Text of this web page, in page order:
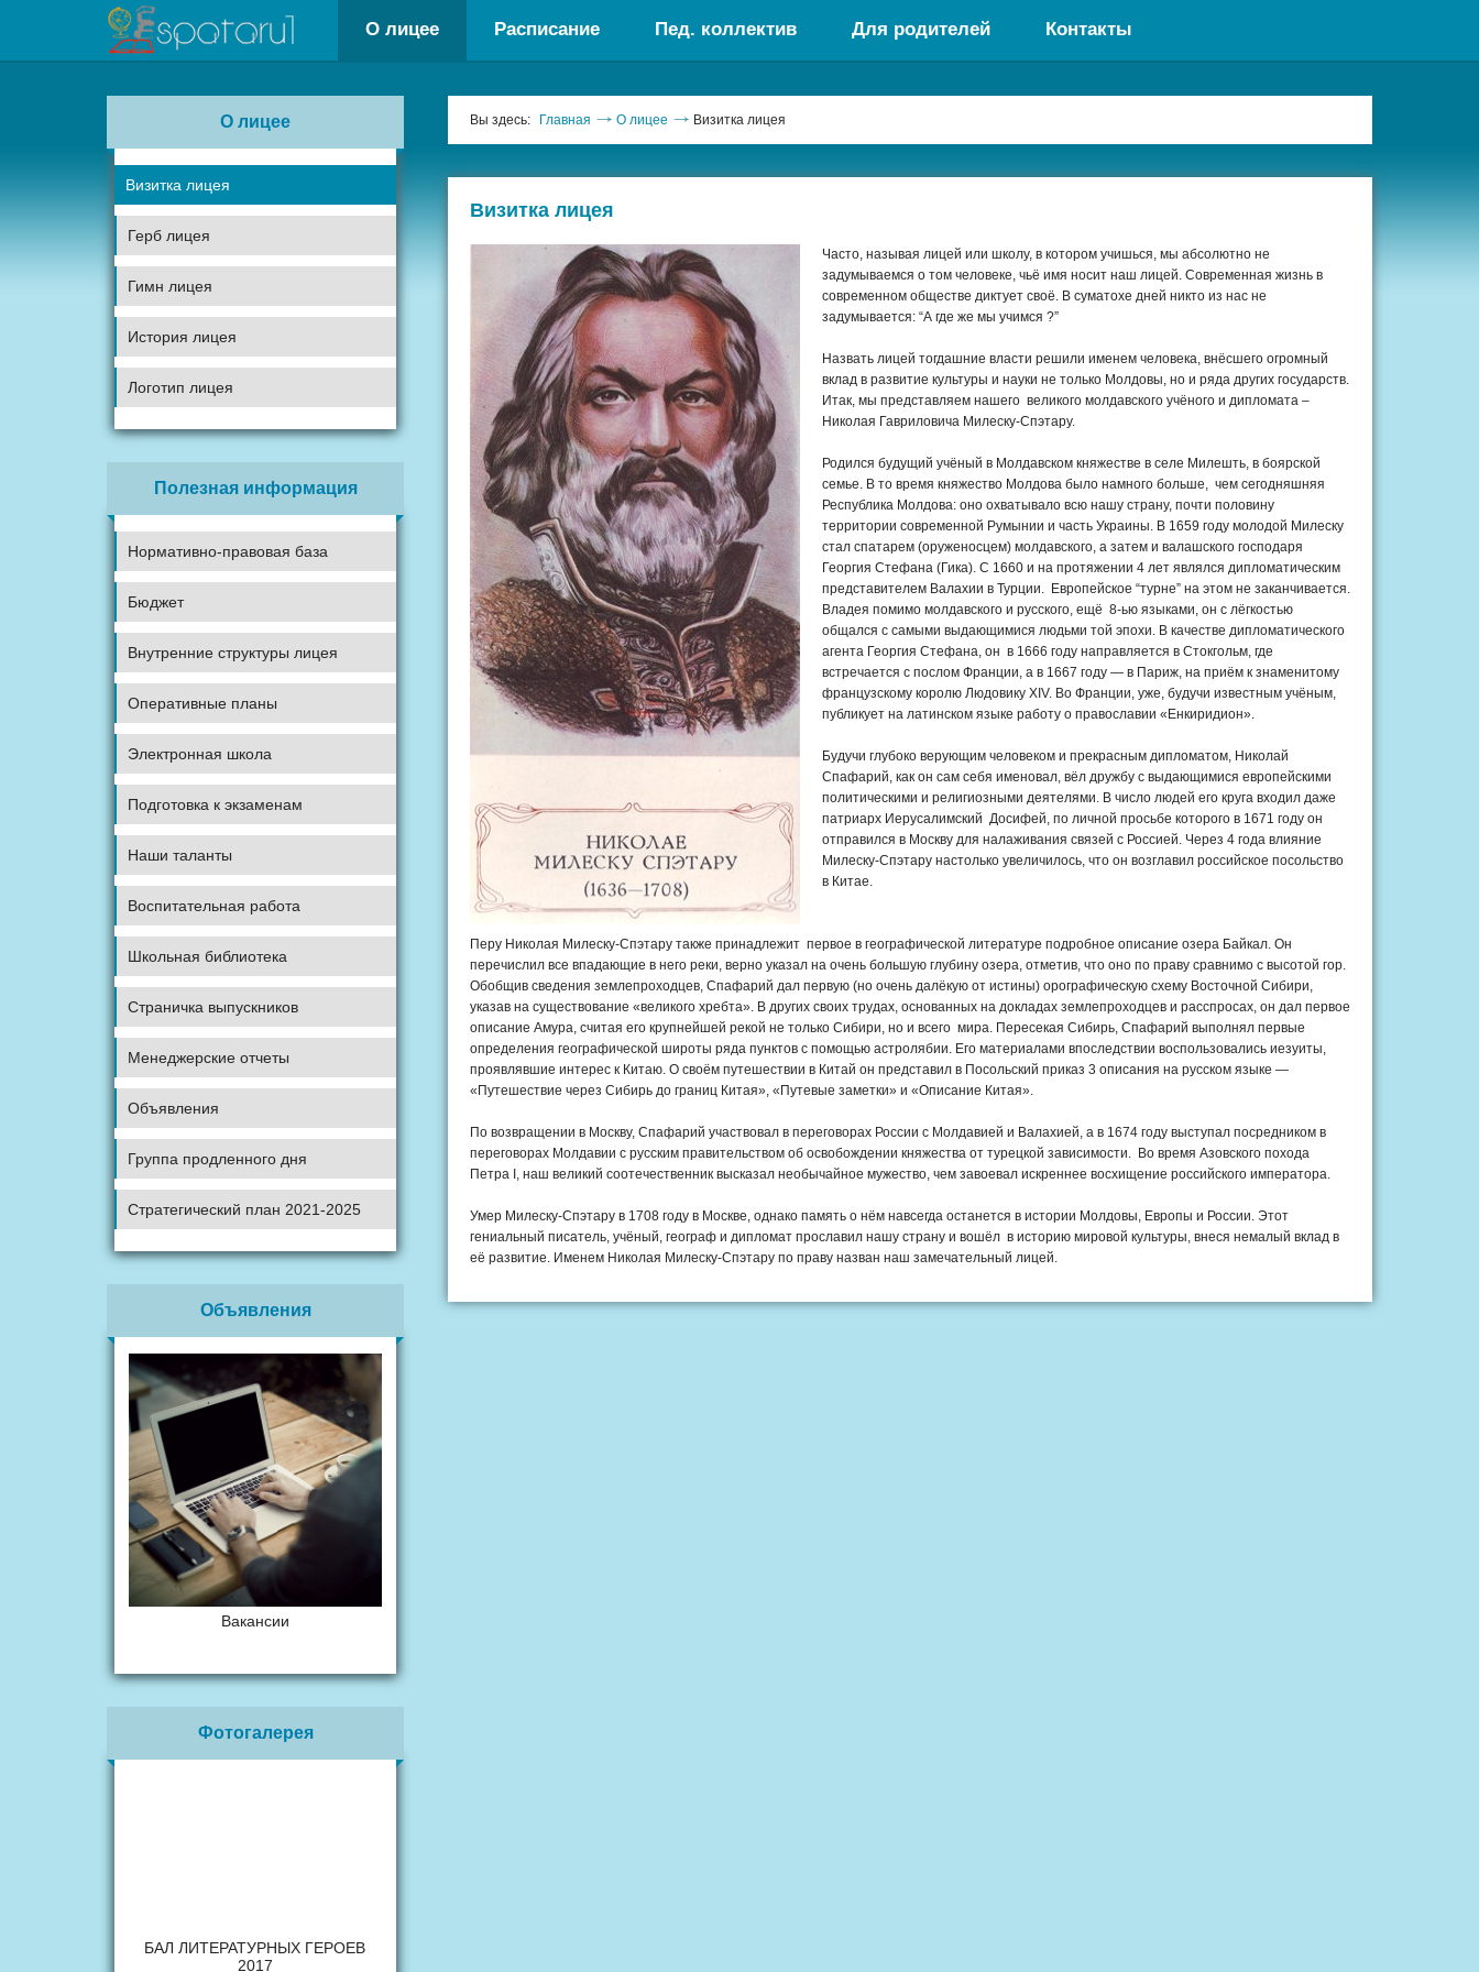
О лицее Расписание Пед. коллектив Для родителей Контакты
О лицее
Визитка лицея
Герб лицея
Гимн лицея
История лицея
Логотип лицея
Полезная информация
Нормативно-правовая база
Бюджет
Внутренние структуры лицея
Оперативные планы
Электронная школа
Подготовка к экзаменам
Наши таланты
Воспитательная работа
Школьная библиотека
Страничка выпускников
Менеджерские отчеты
Объявления
Группа продленного дня
Стратегический план 2021-2025
Объявления
Вакансии
Фотогалерея
БАЛ ЛИТЕРАТУРНЫХ ГЕРОЕВ
2017
Вы здесь: Главная О лицее Визитка лицея
Визитка лицея
Часто, называя лицей или школу, в котором учишься, мы абсолютно не
задумываемся о том человеке, чьё имя носит наш лицей. Современная жизнь в
современном обществе диктует своё. В суматохе дней никто из нас не
задумывается: “А где же мы учимся ?”
Назвать лицей тогдашние власти решили именем человека, внёсшего огромный
вклад в развитие культуры и науки не только Молдовы, но и ряда других государств.
Итак, мы представляем нашего великого молдавского учёного и дипломата –
Николая Гавриловича Милеску-Спэтару.
Родился будущий учёный в Молдавском княжестве в селе Милешть, в боярской
семье. В то время княжество Молдова было намного больше, чем сегодняшняя
Республика Молдова: оно охватывало всю нашу страну, почти половину
территории современной Румынии и часть Украины. В 1659 году молодой Милеску
стал спатарем (оруженосцем) молдавского, а затем и валашского господаря
Георгия Стефана (Гика). С 1660 и на протяжении 4 лет являлся дипломатическим
представителем Валахии в Турции. Европейское “турне” на этом не заканчивается.
Владея помимо молдавского и русского, ещё 8-ью языками, он с лёгкостью
общался с самыми выдающимися людьми той эпохи. В качестве дипломатического
агента Георгия Стефана, он в 1666 году направляется в Стокгольм, где
встречается с послом Франции, а в 1667 году — в Париж, на приём к знаменитому
французскому королю Людовику XIV. Во Франции, уже, будучи известным учёным,
публикует на латинском языке работу о православии «Енкиридион».
Будучи глубоко верующим человеком и прекрасным дипломатом, Николай
Спафарий, как он сам себя именовал, вёл дружбу с выдающимися европейскими
политическими и религиозными деятелями. В число людей его круга входил даже
патриарх Иерусалимский Досифей, по личной просьбе которого в 1671 году он
отправился в Москву для налаживания связей с Россией. Через 4 года влияние
Милеску-Спэтару настолько увеличилось, что он возглавил российское посольство
в Китае.
Перу Николая Милеску-Спэтару также принадлежит первое в географической литературе подробное описание озера Байкал. Он
перечислил все впадающие в него реки, верно указал на очень большую глубину озера, отметив, что оно по праву сравнимо с высотой гор.
Обобщив сведения землепроходцев, Спафарий дал первую (но очень далёкую от истины) орографическую схему Восточной Сибири,
указав на существование «великого хребта». В других своих трудах, основанных на докладах землепроходцев и расспросах, он дал первое
описание Амура, считая его крупнейшей рекой не только Сибири, но и всего мира. Пересекая Сибирь, Спафарий выполнял первые
определения географической широты ряда пунктов с помощью астролябии. Его материалами впоследствии воспользовались иезуиты,
проявлявшие интерес к Китаю. О своём путешествии в Китай он представил в Посольский приказ 3 описания на русском языке —
«Путешествие через Сибирь до границ Китая», «Путевые заметки» и «Описание Китая».
По возвращении в Москву, Спафарий участвовал в переговорах России с Молдавией и Валахией, а в 1674 году выступал посредником в
переговорах Молдавии с русским правительством об освобождении княжества от турецкой зависимости. Во время Азовского похода
Петра I, наш великий соотечественник высказал необычайное мужество, чем завоевал искреннее восхищение российского императора.
Умер Милеску-Спэтару в 1708 году в Москве, однако память о нём навсегда останется в истории Молдовы, Европы и России. Этот
гениальный писатель, учёный, географ и дипломат прославил нашу страну и вошёл в историю мировой культуры, внеся немалый вклад в
её развитие. Именем Николая Милеску-Спэтару по праву назван наш замечательный лицей.